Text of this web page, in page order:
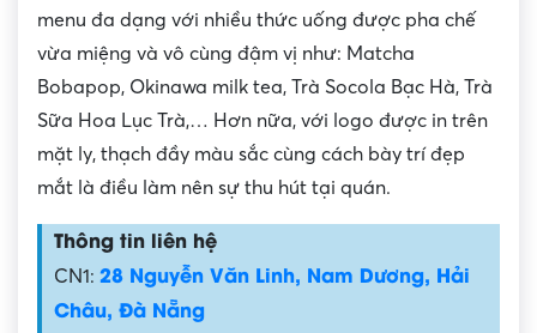
menu đa dạng với nhiều thức uống được pha chế
vừa miệng và vô cùng đậm vị như: Matcha
Bobapop, Okinawa milk tea, Trà Socola Bạc Hà, Trà
Sữa Hoa Lục Trà,… Hơn nữa, với logo được in trên
mặt ly, thạch đầy màu sắc cùng cách bày trí đẹp
mắt là điều làm nên sự thu hút tại quán.
Thông tin liên hệ
CN1: 28 Nguyễn Văn Linh, Nam Dương, Hải
Châu, Đà Nẵng